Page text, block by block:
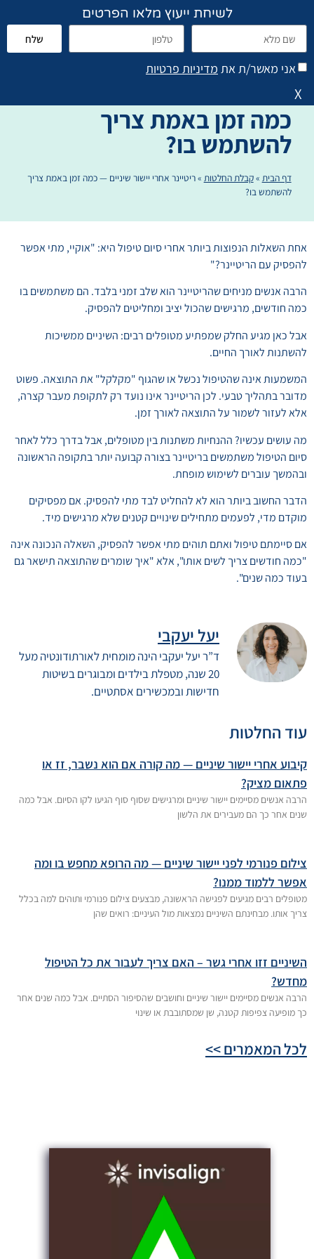
לשיחת ייעוץ מלאו הפרטים
אני מאשר/ת את מדיניות פרטיות
שלח
X
כמה זמן באמת צריך
להשתמש בו?
דף הבית »קבלת החלטות »ריטיינר אחרי יישור שיניים — כמה זמן באמת צריך
להשתמש בו?
אחת השאלות הנפוצות ביותר אחרי סיום טיפול היא: "אוקיי, מתי אפשר
להפסיק עם הריטיינר?"
הרבה אנשים מניחים שהריטיינר הוא שלב זמני בלבד. הם משתמשים בו
כמה חודשים, מרגישים שהכול יציב ומחליטים להפסיק.
אבל כאן מגיע החלק שמפתיע מטופלים רבים: השיניים ממשיכות
להשתנות לאורך החיים.
המשמעות אינה שהטיפול נכשל או שהגוף "מקלקל" את התוצאה. פשוט
מדובר בתהליך טבעי. לכן הריטיינר אינו נועד רק לתקופת מעבר קצרה,
אלא לעזור לשמור על התוצאה לאורך זמן.
מה עושים עכשיו? ההנחיות משתנות בין מטופלים, אבל בדרך כלל לאחר
סיום הטיפול משתמשים בריטיינר בצורה קבועה יותר בתקופה הראשונה
ובהמשך עוברים לשימוש מופחת.
הדבר החשוב ביותר הוא לא להחליט לבד מתי להפסיק. אם מפסיקים
מוקדם מדי, לפעמים מתחילים שינויים קטנים שלא מרגישים מיד.
אם סיימתם טיפול ואתם תוהים מתי אפשר להפסיק, השאלה הנכונה אינה
"כמה חודשים צריך לשים אותו", אלא "איך שומרים שהתוצאה תישאר גם
בעוד כמה שנים".
יעל יעקבי
ד”ר יעל יעקבי הינה מומחית לאורתודונטיה מעל
20 שנה, מטפלת בילדים ומבוגרים בשיטות
חדישות ובמכשירים אסתטיים.
עוד החלטות
קיבוע אחרי יישור שיניים — מה קורה אם הוא נשבר, זז או
פתאום מציק?
הרבה אנשים מסיימים יישור שיניים ומרגישים שסוף סוף הגיעו לקו הסיום. אבל כמה
שנים אחר כך הם מעבירים את הלשון
צילום פנורמי לפני יישור שיניים — מה הרופא מחפש בו ומה
אפשר ללמוד ממנו?
מטופלים רבים מגיעים לפגישה הראשונה, מבצעים צילום פנורמי ותוהים למה בכלל
צריך אותו. מבחינתם השיניים נמצאות מול העיניים: רואים שהן
השיניים זזו אחרי גשר – האם צריך לעבור את כל הטיפול
מחדש?
הרבה אנשים מסיימים יישור שיניים וחושבים שהסיפור הסתיים. אבל כמה שנים אחר
כך מופיעה צפיפות קטנה, שן שמסתובבת או שינוי
לכל המאמרים >>
פתח סרגל נגישות